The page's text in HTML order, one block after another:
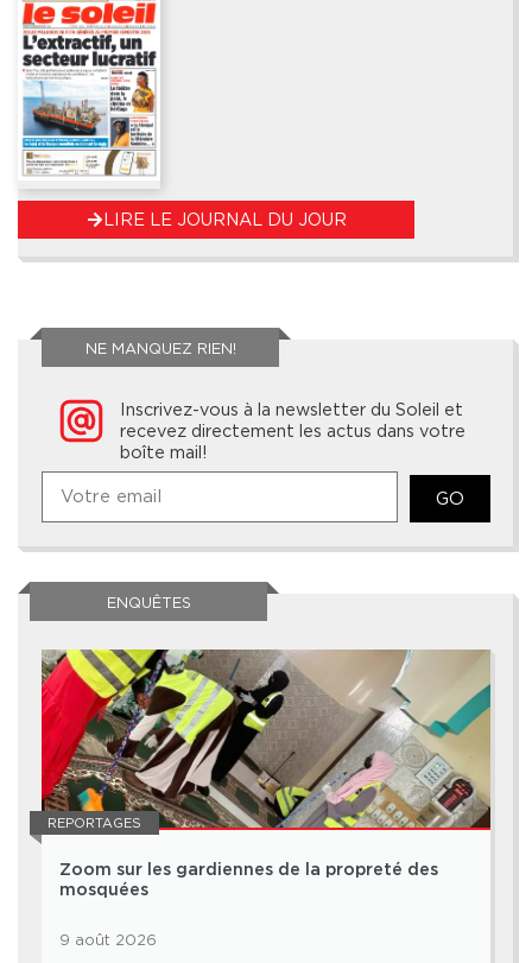
LIRE LE JOURNAL DU JOUR
NE MANQUEZ RIEN!
Inscrivez-vous à la newsletter du Soleil et
recevez directement les actus dans votre
boîte mail!
GO
ENQUÊTES
REPORTAGES
Zoom sur les gardiennes de la propreté des
mosquées
9 août 2026